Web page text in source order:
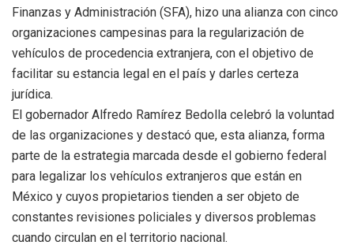
Finanzas y Administración (SFA), hizo una alianza con cinco
organizaciones campesinas para la regularización de
vehículos de procedencia extranjera, con el objetivo de
facilitar su estancia legal en el país y darles certeza
jurídica.
El gobernador Alfredo Ramírez Bedolla celebró la voluntad
de las organizaciones y destacó que, esta alianza, forma
parte de la estrategia marcada desde el gobierno federal
para legalizar los vehículos extranjeros que están en
México y cuyos propietarios tienden a ser objeto de
constantes revisiones policiales y diversos problemas
cuando circulan en el territorio nacional.